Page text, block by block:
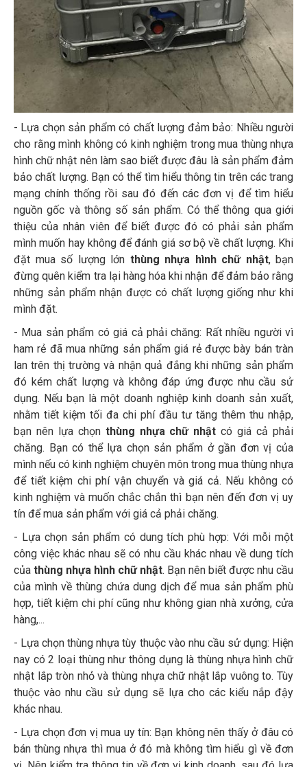
- Lựa chọn sản phẩm có chất lượng đảm bảo: Nhiều người
cho rằng mình không có kinh nghiệm trong mua thùng nhựa
hình chữ nhật nên làm sao biết được đâu là sản phẩm đảm
bảo chất lượng. Bạn có thể tìm hiểu thông tin trên các trang
mạng chính thống rồi sau đó đến các đơn vị để tìm hiểu
nguồn gốc và thông số sản phẩm. Có thể thông qua giới
thiệu của nhân viên để biết được đó có phải sản phẩm
mình muốn hay không để đánh giá sơ bộ về chất lượng. Khi
đặt mua số lượng lớn thùng nhựa hình chữ nhật, bạn
đừng quên kiểm tra lại hàng hóa khi nhận để đảm bảo rằng
những sản phẩm nhận được có chất lượng giống như khi
mình đặt.
- Mua sản phẩm có giá cả phải chăng: Rất nhiều người vì
ham rẻ đã mua những sản phẩm giá rẻ được bày bán tràn
lan trên thị trường và nhận quả đắng khi những sản phẩm
đó kém chất lượng và không đáp ứng được nhu cầu sử
dụng. Nếu bạn là một doanh nghiệp kinh doanh sản xuất,
nhằm tiết kiệm tối đa chi phí đầu tư tăng thêm thu nhập,
bạn nên lựa chọn thùng nhựa chữ nhậtcó giá cả phải
chăng. Bạn có thể lựa chọn sản phẩm ở gần đơn vị của
mình nếu có kinh nghiệm chuyên môn trong mua thùng nhựa
để tiết kiệm chi phí vận chuyển và giá cả. Nếu không có
kinh nghiệm và muốn chắc chắn thì bạn nên đến đơn vị uy
tín để mua sản phẩm với giá cả phải chăng.
- Lựa chọn sản phẩm có dung tích phù hợp: Với mỗi một
công việc khác nhau sẽ có nhu cầu khác nhau về dung tích
của thùng nhựa hình chữ nhật. Bạn nên biết được nhu cầu
của mình về thùng chứa dung dịch để mua sản phẩm phù
hợp, tiết kiệm chi phí cũng như không gian nhà xưởng, cửa
hàng,...
- Lựa chọn thùng nhựa tùy thuộc vào nhu cầu sử dụng: Hiện
nay có 2 loại thùng như thông dụng là thùng nhựa hình chữ
nhật lắp tròn nhỏ và thùng nhựa chữ nhật lắp vuông to. Tùy
thuộc vào nhu cầu sử dụng sẽ lựa cho các kiểu nắp đậy
khác nhau.
- Lựa chọn đơn vị mua uy tín: Bạn không nên thấy ở đâu có
bán thùng nhựa thì mua ở đó mà không tìm hiểu gì về đơn